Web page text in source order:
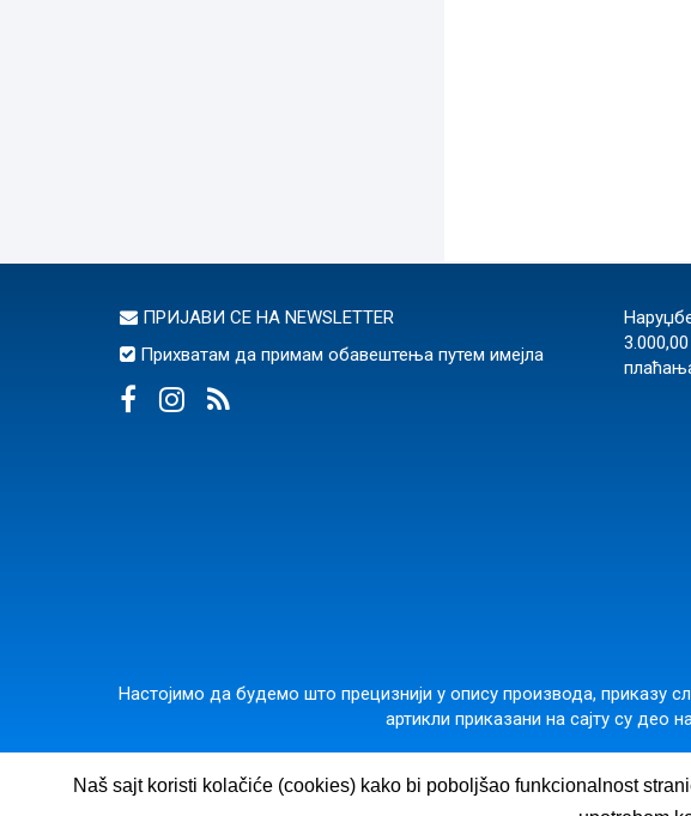
Naš sajt koristi kolačiće (cookies) kako bi poboljšao funkcionalnost
ПРИЈАВИ СЕ НА NEWSLETTER
Прихватам да примам обавештења путем имејла
Настојимо да будемо што прецизнији у опису производа, приказу
артикли приказани на сајту су део